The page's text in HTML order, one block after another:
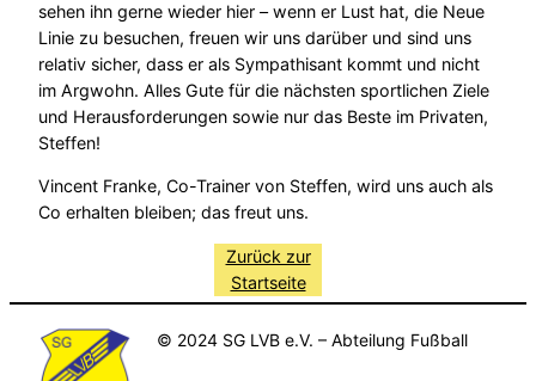
sehen ihn gerne wieder hier – wenn er Lust hat, die Neue
Linie zu besuchen, freuen wir uns darüber und sind uns
relativ sicher, dass er als Sympathisant kommt und nicht
im Argwohn. Alles Gute für die nächsten sportlichen Ziele
und Herausforderungen sowie nur das Beste im Privaten,
Steffen!
Vincent Franke, Co-Trainer von Steffen, wird uns auch als
Co erhalten bleiben; das freut uns.
Zurück zur
Startseite
© 2024 SG LVB e.V. – Abteilung Fußball